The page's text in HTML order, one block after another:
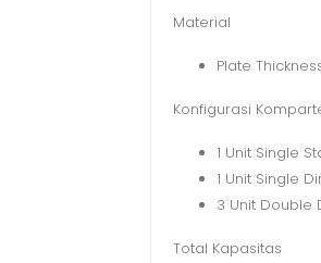
Material
Plate
Konfigurasi
1 Unit Single
1 Unit Single
3 Unit Double
Total Kapasitas